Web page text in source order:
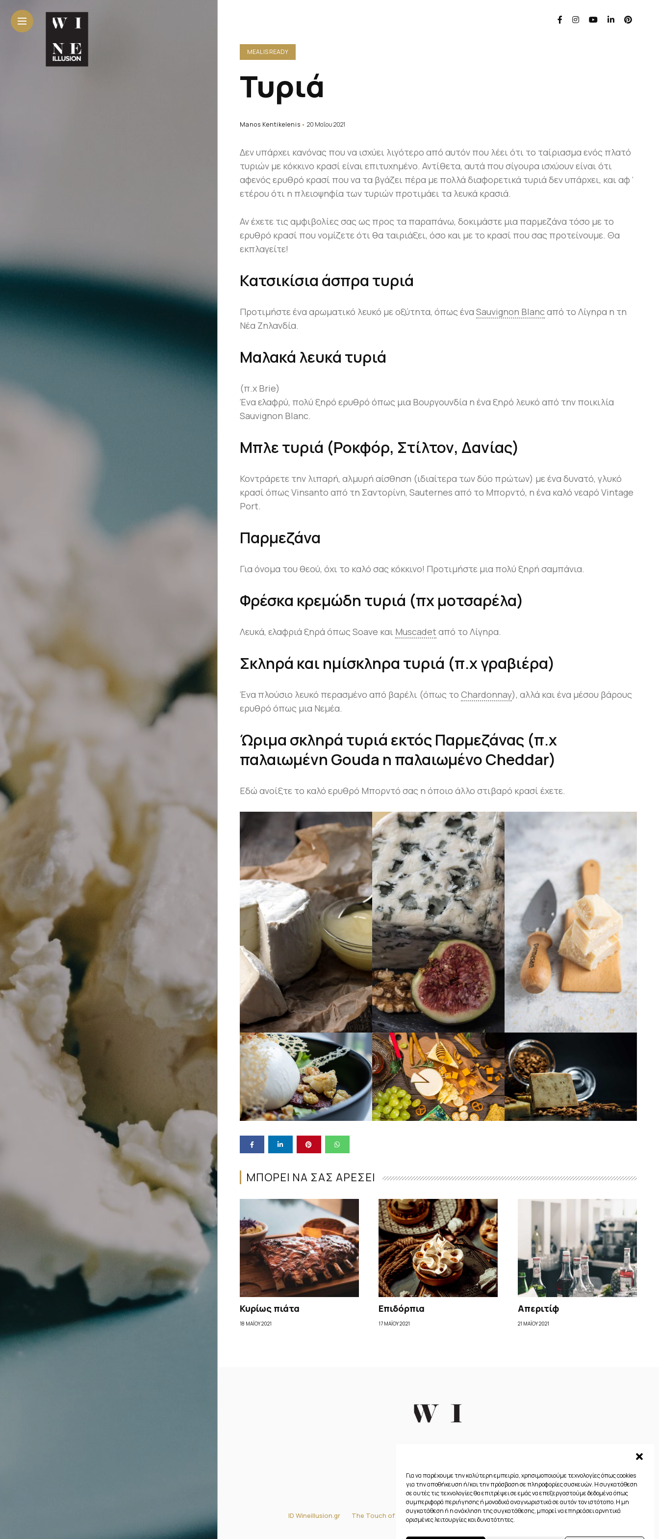
Για να παρέχουμε την καλύτερη εμπειρία, χρησιμοποιούμε τεχνολογίες όπως cookies
για την αποθήκευση ή/και την πρόσβαση σε πληροφορίες συσκευών. Η συγκατάθεση
σε αυτές τις τεχνολογίες θα επιτρέψει σε εμάς να επεξεργαστούμε δεδομένα όπως
συμπεριφορά περιήγησης ή μοναδικά αναγνωριστικά σε αυτόν τον ιστότοπο. Η μη
συγκατάθεση ή η ανάκληση της συγκατάθεσης, μπορεί να επηρεάσει αρνητικά
ορισμένες λειτουργίες και δυνατότητες.
AGENDA
PHYSIOGNOMY
SECRETS
WINE
STORYTELLING
MOMENTS
EPICUREAN
DREAMS
BY
NIGHT
&
MORE
TRAVELOGUE
LIFESTYLE
CONTACT
US
Search
MEAL IS READY
Τυριά
Manos Kentikelenis 20 Μαΐου 2021
Δεν υπάρχει κανόνας που να ισχύει λιγότερο από αυτόν που λέει ότι το ταίριασμα ενός πλατό
τυριών με κόκκινο κρασί είναι επιτυχημένο. Αντίθετα, αυτά που σίγουρα ισχύουν είναι ότι
αφενός ερυθρό κρασί που να τα βγάζει πέρα με πολλά διαφορετικά τυριά δεν υπάρχει, και αφ΄
ετέρου ότι η πλειοψηφία των τυριών προτιμάει τα λευκά κρασιά.
Αν έχετε τις αμφιβολίες σας ως προς τα παραπάνω, δοκιμάστε μια παρμεζάνα τόσο με το
ερυθρό κρασί που νομίζετε ότι θα ταιριάξει, όσο και με το κρασί που σας προτείνουμε. Θα
εκπλαγείτε!
Κατσικίσια άσπρα τυριά
Προτιμήστε ένα αρωματικό λευκό με οξύτητα, όπως ένα Sauvignon Blanc από το Λίγηρα η τη
Νέα Ζηλανδία.
Μαλακά λευκά τυριά
(π.χ Brie)
Ένα ελαφρύ, πολύ ξηρό ερυθρό όπως μια Βουργουνδία η ένα ξηρό λευκό από την ποικιλία
Sauvignon Blanc.
Μπλε τυριά (Pοκφόρ, Στίλτον, Δανίας)
Κοντράρετε την λιπαρή, αλμυρή αίσθηση (ιδιαίτερα των δύο πρώτων) με ένα δυνατό, γλυκό
κρασί όπως Vinsanto από τη Σαντορίνη, Sauternes από το Μπορντό, η ένα καλό νεαρό Vintage
Port.
Παρμεζάνα
Για όνομα του θεού, όχι το καλό σας κόκκινο! Προτιμήστε μια πολύ ξηρή σαμπάνια.
Φρέσκα κρεμώδη τυριά (πχ μοτσαρέλα)
Λευκά, ελαφριά ξηρά όπως Soave και Muscadetαπό το Λίγηρα.
Σκληρά και ημίσκληρα τυριά (π.χ γραβιέρα)
Ένα πλούσιο λευκό περασμένο από βαρέλι (όπως το Chardonnay), αλλά και ένα μέσου βάρους
ερυθρό όπως μια Νεμέα.
Ώριμα σκληρά τυριά εκτός Παρμεζάνας (π.χ
παλαιωμένη Gouda η παλαιωμένο Cheddar)
Εδώ ανοίξτε το καλό ερυθρό Μπορντό σας η όποιο άλλο στιβαρό κρασί έχετε.
ΜΠΟΡΕΙ ΝΑ ΣΑΣ ΑΡΕΣΕΙ
Κυρίως πιάτα
18 ΜΑΪ́ΟΥ 2021
Επιδόρπια
17 ΜΑΪ́ΟΥ 2021
Απεριτίφ
21 ΜΑΪ́ΟΥ 2021
ID Wineillusion.gr The Touch of Gastronomy Πολιτική απορρήτου Πολιτική Cookies (ΕΕ)